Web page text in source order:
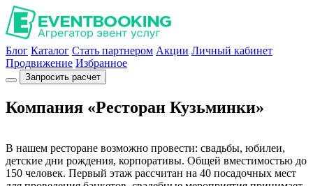
Блог Каталог Стать партнером Акции Личный кабинет
Продвижение Избранное
Запросить расчет
Компания «Ресторан Кузьминки»
В нашем ресторане возможно провести: свадьбы, юбилеи,
детские дни рождения, корпоративы. Общей вместимостью до
150 человек. Первый этаж рассчитан на 40 посадочных мест